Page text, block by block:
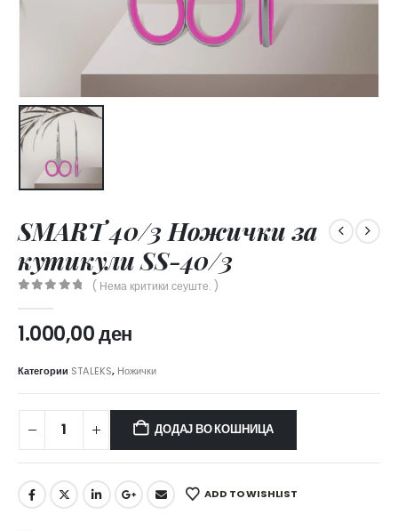
SMART 40/3 Ножички за
кутикули SS-40/3
( Нема критики сеуште. )
1.000,00ден
Категории STALEKS, Ножички
ДОДАЈ ВО КОШНИЦА
ADD TO WISHLIST